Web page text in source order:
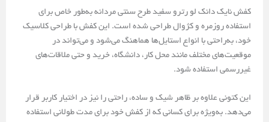
کفش نایک دانک لو رترو سفید طرح سنتی مردانه به‌طور خاص برای
استفاده روزمره و کژوال طراحی شده است. این کفش با طراحی کلاسیک
خود، به‌راحتی با انواع استایل‌ها هماهنگ می‌شود و می‌تواند در
موقعیت‌های مختلف مانند محل کار، دانشگاه، خرید و حتی ملاقات‌های
غیررسمی استفاده شود.
این کتونی علاوه بر ظاهر شیک و ساده، راحتی را نیز در اختیار کاربر قرار
می‌دهد. به‌ویژه برای کسانی که از کفش خود برای مدت طولانی استفاده